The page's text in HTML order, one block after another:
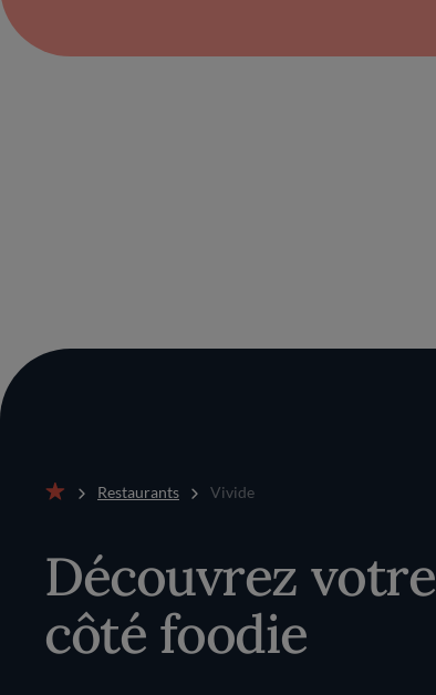
Restaurants Vivide
Découvrez votre
côté foodie